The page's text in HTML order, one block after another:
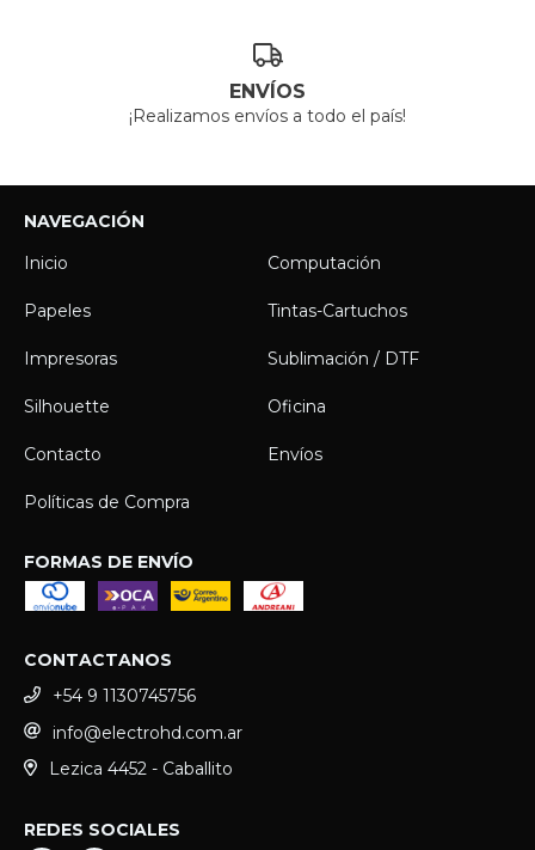
ENVÍOS
¡Realizamos envíos a todo el país!
NAVEGACIÓN
Inicio
Computación
Papeles Tintas-Cartuchos
Impresoras Sublimación / DTF
Silhouette Oficina
Contacto Envíos
Políticas de Compra
FORMAS DE ENVÍO
CONTACTANOS
+54 9 1130745756
info@electrohd.com.ar
Lezica 4452 - Caballito
REDES SOCIALES